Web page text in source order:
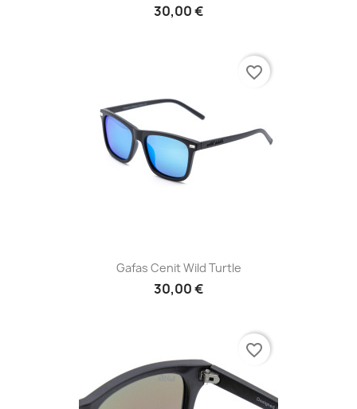
30,00 €
Gafas Cenit Wild Turtle
30,00 €
favorite_border
favorite_border